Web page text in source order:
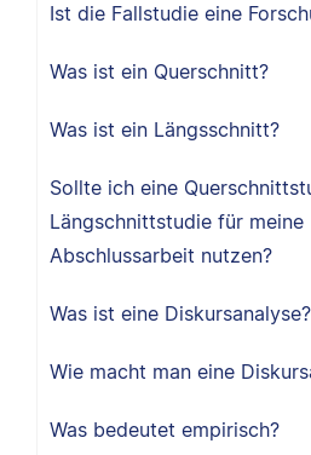
Ist die Fallstudie eine
Was ist ein Querschnitt?
Was ist ein Längsschnitt?
Sollte ich eine
Längschnittstudie für meine
Abschlussarbeit nutzen?
Was ist eine Diskursanalyse?
Wie macht man eine
Was bedeutet empirisch?